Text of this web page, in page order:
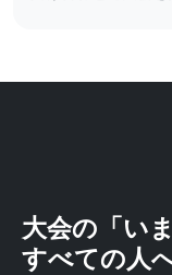
大会の「いま
すべての人へ